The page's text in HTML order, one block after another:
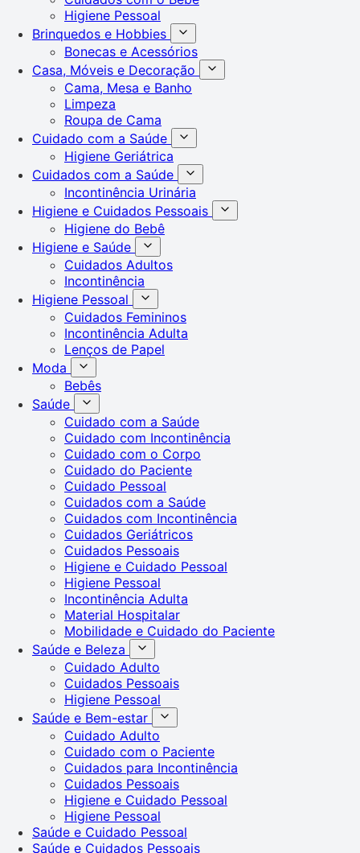
Higiene Pessoal
Brinquedos e Hobbies
Bonecas e Acessórios
Casa, Móveis e Decoração
Cama, Mesa e Banho
Limpeza
Roupa de Cama
Cuidado com a Saúde
Higiene Geriátrica
Cuidados com a Saúde
Incontinência Urinária
Higiene e Cuidados Pessoais
Higiene do Bebê
Higiene e Saúde
Cuidados Adultos
Incontinência
Higiene Pessoal
Cuidados Femininos
Incontinência Adulta
Lenços de Papel
Moda
Bebês
Saúde
Cuidado com a Saúde
Cuidado com Incontinência
Cuidado com o Corpo
Cuidado do Paciente
Cuidado Pessoal
Cuidados com a Saúde
Cuidados com Incontinência
Cuidados Geriátricos
Cuidados Pessoais
Higiene e Cuidado Pessoal
Higiene Pessoal
Incontinência Adulta
Material Hospitalar
Mobilidade e Cuidado do Paciente
Saúde e Beleza
Cuidado Adulto
Cuidados Pessoais
Higiene Pessoal
Saúde e Bem-estar
Cuidado Adulto
Cuidado com o Paciente
Cuidados para Incontinência
Cuidados Pessoais
Higiene e Cuidado Pessoal
Higiene Pessoal
Saúde e Cuidado Pessoal
Saúde e Cuidados Pessoais